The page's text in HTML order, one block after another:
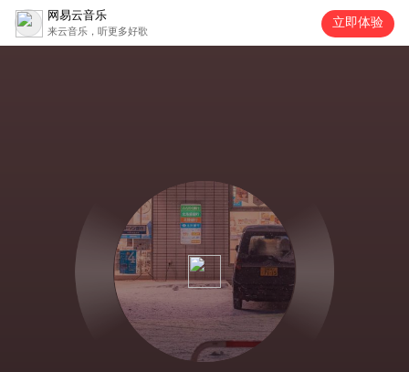
网易云音乐
来云音乐，听更多好歌
立即体验